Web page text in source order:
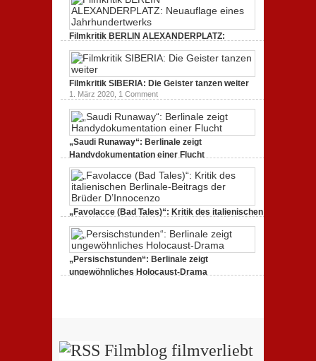
Filmkritik BERLIN ALEXANDERPLATZ:
Neuauflage eines Jahrhundertwerks
1. März 2020,2 Comments
Filmkritik SIBERIA: Die Geister tanzen weiter
1. März 2020, 1 Comment
„Saudi Runaway“: Berlinale zeigt
Handydokumentation einer Flucht
„Favolacce (Bad Tales)“: Kritik des italienischen
Berlinale-Beitrags der Brüder D’Innocenzo
25. Februar 2020,2 Comments
„Persischstunden“: Berlinale zeigt
ungewöhnliches Holocaust-Drama
Filmblog filmverliebt